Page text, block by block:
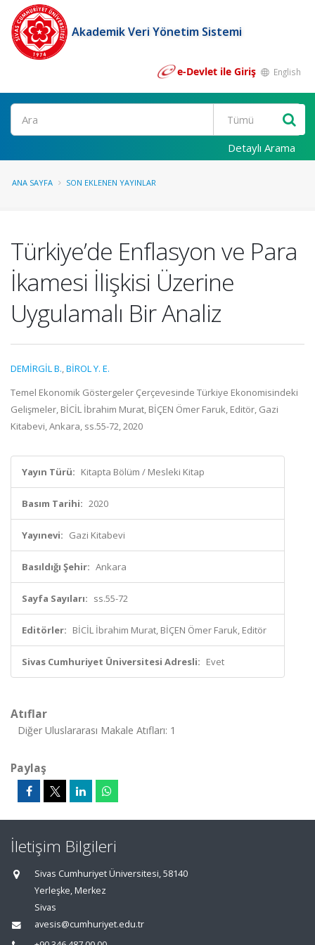
Akademik Veri Yönetim Sistemi
e-Devlet ile Giriş English
Ara
Detaylı Arama
ANA SAYFA SON EKLENEN YAYINLAR
Türkiye’de Enflasyon ve Para
İkamesi İlişkisi Üzerine
Uygulamalı Bir Analiz
DEMİRGİL B.,BİROL Y. E.
Temel Ekonomik Göstergeler Çerçevesinde Türkiye Ekonomisindeki
Gelişmeler, BİCİL İbrahim Murat, BİÇEN Ömer Faruk, Editör, Gazi
Kitabevi, Ankara, ss.55-72, 2020
Yayın Türü: Kitapta Bölüm / Mesleki Kitap
Basım Tarihi: 2020
Yayınevi: Gazi Kitabevi
Basıldığı Şehir: Ankara
Sayfa Sayıları: ss.55-72
Editörler: BİCİL İbrahim Murat, BİÇEN Ömer Faruk, Editör
Sivas Cumhuriyet Üniversitesi Adresli: Evet
Atıflar
Diğer Uluslararası Makale Atıfları: 1
Paylaş
İletişim Bilgileri
Sivas Cumhuriyet Üniversitesi, 58140
Yerleşke, Merkez
Sivas
avesis@cumhuriyet.edu.tr